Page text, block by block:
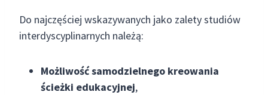
Do najczęściej wskazywanych jako zalety studiów
interdyscyplinarnych należą:
Możliwość samodzielnego kreowania
ścieżki edukacyjnej,